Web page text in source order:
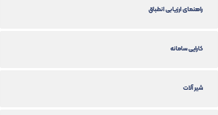
راهنمای ارزیابی انطباق
کارایی سامانه
شیر آلات